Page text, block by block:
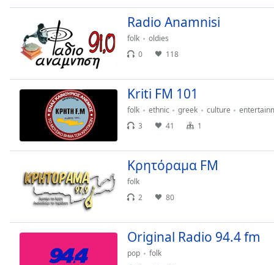
Edge
Font
Modal
Dialog
window.
Radio Anamnisi
folk
oldies
0
118
Kriti FM 101
folk ethnic greek culture
3
41 1
Κρητόραμα FM
folk
2
80
Original Radio 94.4 fm
pop
folk